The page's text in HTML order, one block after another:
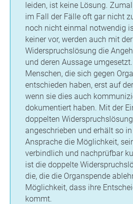
leiden, ist keine Lösung.
im Fall der Fälle oft gar nicht
noch nicht einmal notwendig
keiner vor, werden auch mit
Widerspruchslösung die
und deren Aussage
Menschen, die sich gegen
entschieden haben, erst auf
wenn sie dies auch
dokumentiert haben. Mit der
doppelten
angeschrieben und erhält so
Ansprache die Möglichkeit,
verbindlich und nachprüfbar
ist die doppelte
die, die die Organspende
Möglichkeit, dass ihre
kommt.